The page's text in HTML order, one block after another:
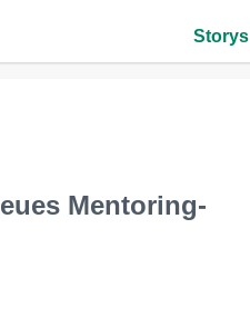
Storys
Mentoring-